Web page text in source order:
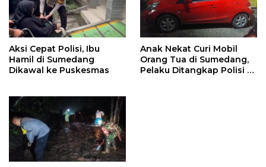
Aksi Cepat Polisi, Ibu
Hamil di Sumedang
Dikawal ke Puskesmas
Anak Nekat Curi Mobil
Orang Tua di Sumedang,
Pelaku Ditangkap Polisi di